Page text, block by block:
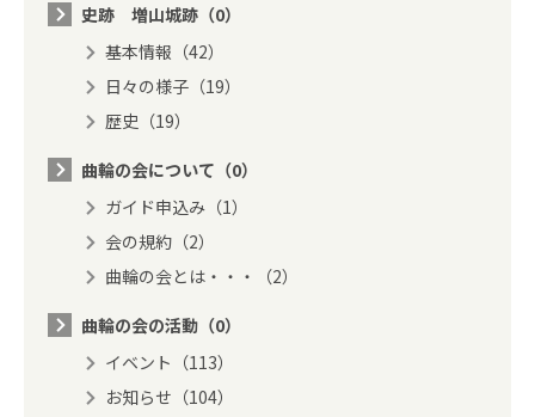
史跡 増山城跡（0）
基本情報（42）
日々の様子（19）
歴史（19）
曲輪の会について（0）
ガイド申込み（1）
会の規約（2）
曲輪の会とは・・・（2）
曲輪の会の活動（0）
イベント（113）
お知らせ（104）